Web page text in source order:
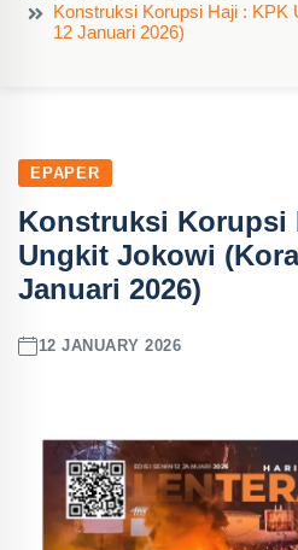
Konstruksi Korupsi Haji : KPK
12 Januari 2026)
EPAPER
Konstruksi Korupsi
Ungkit Jokowi
Januari 2026)
12 JANUARY 2026